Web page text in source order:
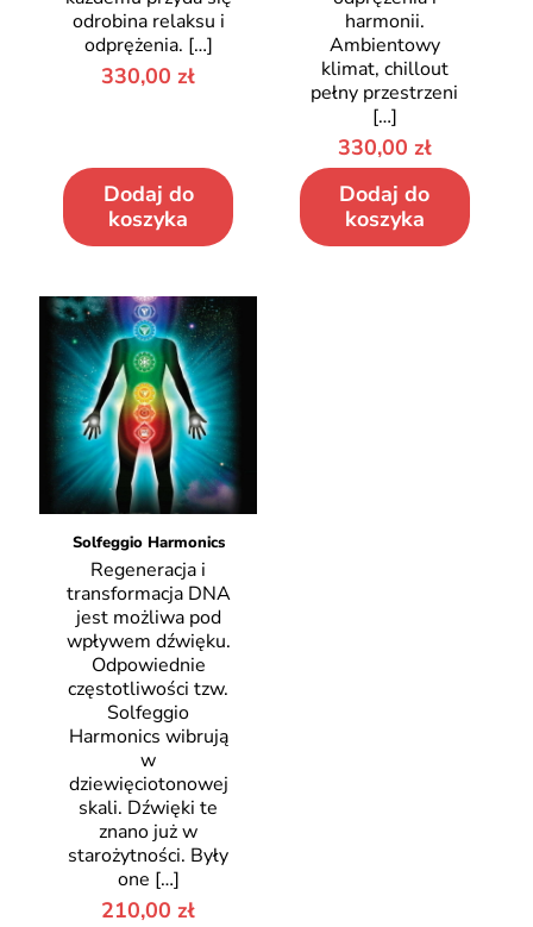
odrobina relaksu i
odprężenia. […]
330,00zł
Dodaj do
koszyka
harmonii.
Ambientowy
klimat, chillout
pełny przestrzeni
[…]
330,00 zł
Dodaj do
koszyka
Solfeggio Harmonics
Regeneracja i
transformacja DNA
jest możliwa pod
wpływem dźwięku.
Odpowiednie
częstotliwości tzw.
Solfeggio
Harmonics wibrują
w
dziewięciotonowej
skali. Dźwięki te
znano już w
starożytności. Były
one […]
210,00zł